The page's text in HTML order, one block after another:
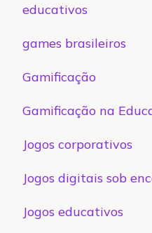
educativos
games brasileiros
Gamificação
Gamificação na
Jogos corporativos
Jogos digitais sob
Jogos educativos